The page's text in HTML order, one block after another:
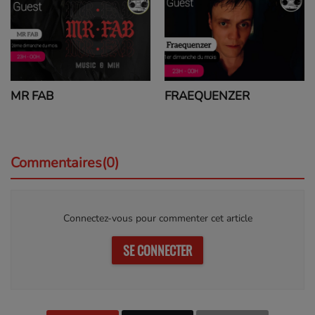
MR FAB FRAEQUENZER
Commentaires(0)
Connectez-vous pour commenter cet article
SE CONNECTER